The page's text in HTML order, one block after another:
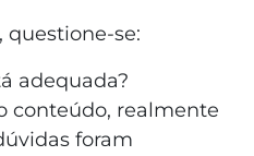
questione-se:
adequada?
conteúdo, realmente
foram